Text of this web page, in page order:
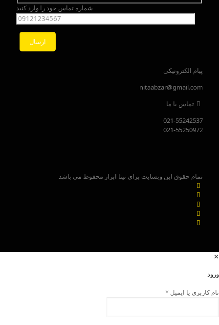
شماره تماس خود را وارد کنید
پیام الکترونیکی
nitaabzar@gmail.com
تماس با ما
021-55242537
021-55250972
تمام حقوق این وبسایت برای نیتا ابزار محفوظ می باشد
✕
ورود
نام کاربری یا ایمیل *